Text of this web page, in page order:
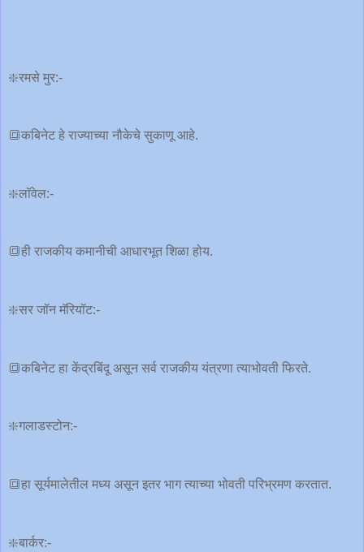
❇️रमसे मुर:-
🔳कबिनेट हे राज्याच्या नौकेचे सुकाणू आहे.
❇️लॉवेल:-
🔳ही राजकीय कमानीची आधारभूत शिळा होय.
❇️सर जॉन मॅरियॉट:-
🔳कबिनेट हा केंद्रबिंदू असून सर्व राजकीय यंत्रणा त्याभोवती फिरते.
❇️गलाडस्टोन:-
🔳हा सूर्यमालेतील मध्य असून इतर भाग त्याच्या भोवती परिभ्रमण करतात.
❇️बार्कर:-